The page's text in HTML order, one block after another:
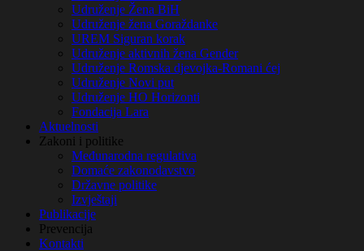
Udruženje Žena BiH
Udruženje žena Goraždanke
UREM Siguran korak
Udruženje aktivnih žena Gender
Udruženje Romska djevojka-Romani ćej
Udruženje Novi put
Udruženje HO Horizonti
Fondacija Lara
Aktuelnosti
Zakoni i politike
Međunarodna regulativa
Domaće zakonodavstvo
Državne politike
Izvještaji
Publikacije
Prevencija
Kontakti